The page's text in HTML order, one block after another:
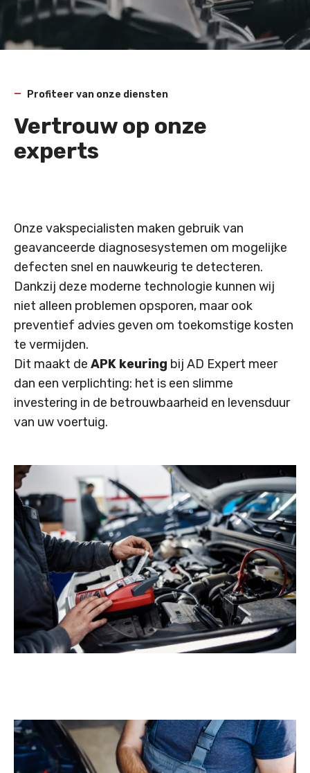
Profiteer van onze diensten
Vertrouw op onze
experts
Onze vakspecialisten maken gebruik van
geavanceerde diagnosesystemen om mogelijke
defecten snel en nauwkeurig te detecteren.
Dankzij deze moderne technologie kunnen wij
niet alleen problemen opsporen, maar ook
preventief advies geven om toekomstige kosten
te vermijden.
Dit maakt de APK keuring bij AD Expert meer
dan een verplichting: het is een slimme
investering in de betrouwbaarheid en levensduur
van uw voertuig.